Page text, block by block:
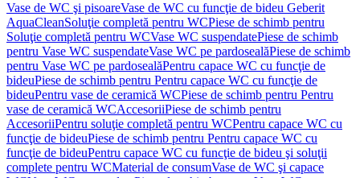
Vase de WC şi pisoareVase de WC cu funcţie de bideu Geberit
AquaCleanSoluţie completă pentru WCPiese de schimb pentru
Soluţie completă pentru WCVase WC suspendatePiese de schimb
pentru Vase WC suspendateVase WC pe pardosealăPiese de schimb
pentru Vase WC pe pardosealăPentru capace WC cu funcţie de
bideuPiese de schimb pentru Pentru capace WC cu funcţie de
bideuPentru vase de ceramică WCPiese de schimb pentru Pentru
vase de ceramică WCAccesoriiPiese de schimb pentru
AccesoriiPentru soluţie completă pentru WCPentru capace WC cu
funcţie de bideuPiese de schimb pentru Pentru capace WC cu
funcţie de bideuPentru capace WC cu funcţie de bideu şi soluţii
complete pentru WCMaterial de consumVase de WC şi capace